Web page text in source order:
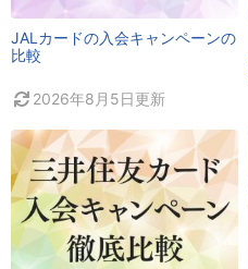
JALカードの入会キャンペーンの
比較
2026年8月5日更新